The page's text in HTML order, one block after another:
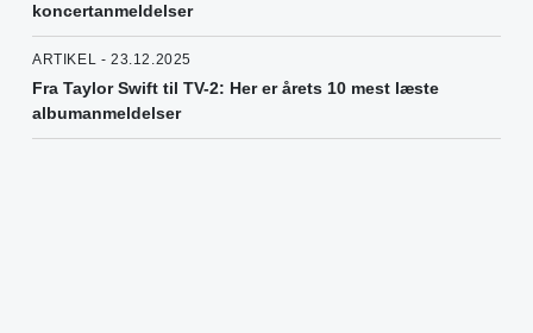
koncertanmeldelser
ARTIKEL - 23.12.2025
Fra Taylor Swift til TV-2: Her er årets 10 mest læste
albumanmeldelser